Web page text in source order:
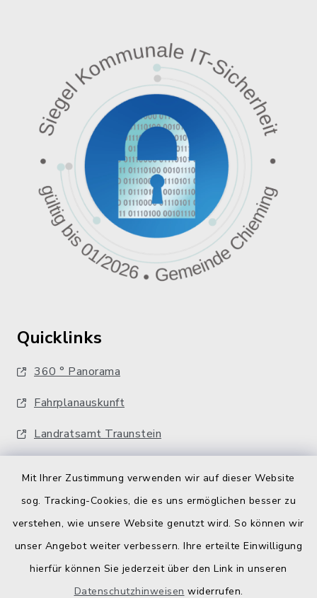
Mit Ihrer Zustimmung verwenden wir auf dieser Website
sog. Tracking-Cookies, die es uns ermöglichen besser zu
verstehen, wie unsere Website genutzt wird. So können wir
unser Angebot weiter verbessern. Ihre erteilte Einwilligung
hierfür können Sie jederzeit über den Link in unseren
Datenschutzhinweisen widerrufen.
Quicklinks
360 ° Panorama
Fahrplanauskunft
Landratsamt Traunstein
Bodenrichtwerte